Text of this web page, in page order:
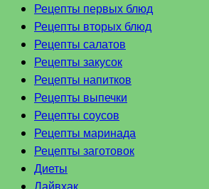
Рецепты первых блюд
Рецепты вторых блюд
Рецепты салатов
Рецепты закусок
Рецепты напитков
Рецепты выпечки
Рецепты соусов
Рецепты маринада
Рецепты заготовок
Диеты